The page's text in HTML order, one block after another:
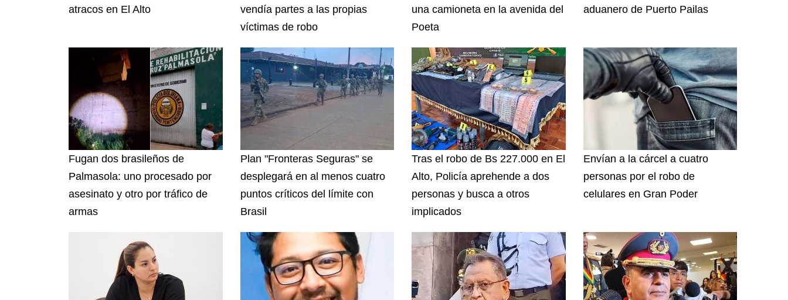
atracos en El Alto
vendía partes a las propias
víctimas de robo
una camioneta en la avenida del
Poeta
aduanero de Puerto Pailas
Fugan dos brasileños de
Palmasola: uno procesado por
asesinato y otro por tráfico de
armas
Plan "Fronteras Seguras" se
desplegará en al menos cuatro
puntos críticos del límite con
Brasil
Tras el robo de Bs 227.000 en El
Alto, Policía aprehende a dos
personas y busca a otros
implicados
Envían a la cárcel a cuatro
personas por el robo de
celulares en Gran Poder